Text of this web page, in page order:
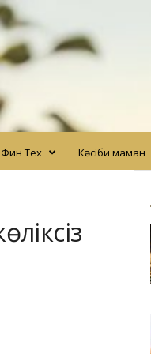
Фин Тех Кәсіби маман